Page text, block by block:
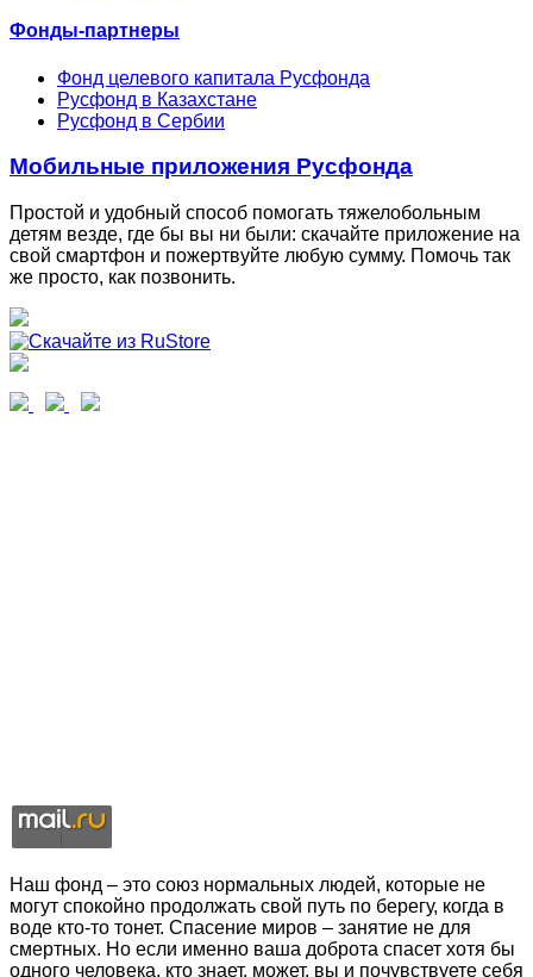
Фонды-партнеры
Фонд целевого капитала Русфонда
Русфонд в Казахстане
Русфонд в Сербии
Мобильные приложения Русфонда
Простой и удобный способ помогать тяжелобольным
детям везде, где бы вы ни были: скачайте приложение на
свой смартфон и пожертвуйте любую сумму. Помочь так
же просто, как позвонить.
Наш фонд – это союз нормальных людей, которые не
могут спокойно продолжать свой путь по берегу, когда в
воде кто-то тонет. Спасение миров – занятие не для
смертных. Но если именно ваша доброта спасет хотя бы
одного человека, кто знает, может, вы и почувствуете себя